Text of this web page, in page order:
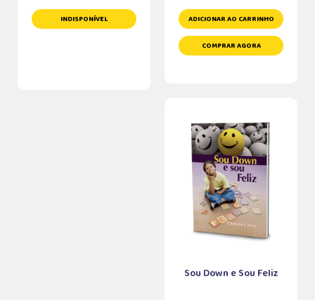
INDISPONÍVEL ADICIONAR AO CARRINHO
COMPRAR AGORA
Sou Down e Sou Feliz